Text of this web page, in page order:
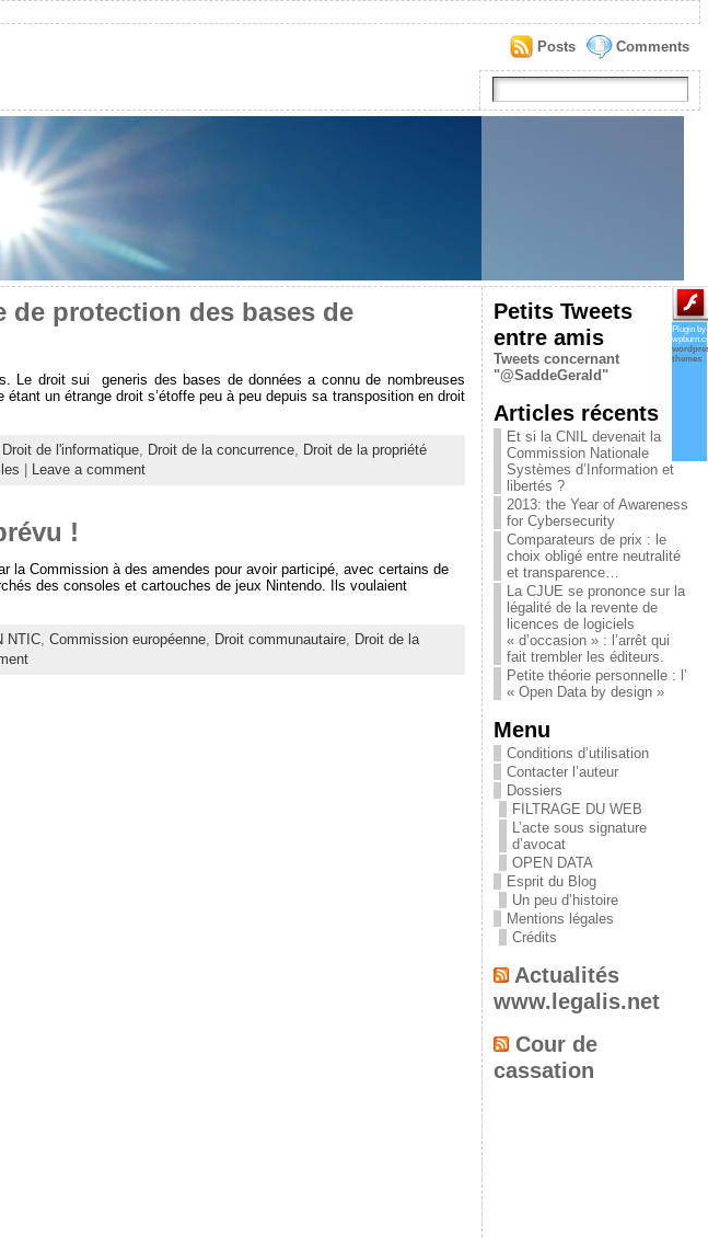
Comments
Posts
de protection des bases de
Le droit sui generis des bases de données a connu de nombreuses
un étrange droit s’étoffe peu à peu depuis sa transposition en droit
Droit de l'informatique, Droit de la concurrence, Droit de la propriété
| Leave a comment
!
la Commission à des amendes pour avoir participé, avec certains de
des consoles et cartouches de jeux Nintendo. Ils voulaient
NTIC, Commission européenne, Droit communautaire, Droit de la
Plugin by
themes
Petits Tweets
entre amis
Tweets concernant
"@SaddeGerald"
Articles récents
Et si la CNIL devenait la
Commission Nationale
Systèmes d’Information et
libertés ?
2013: the Year of Awareness
for Cybersecurity
Comparateurs de prix : le
choix obligé entre neutralité
et transparence…
La CJUE se prononce sur la
légalité de la revente de
licences de logiciels
« d’occasion » : l’arrêt qui
fait trembler les éditeurs.
Petite théorie personnelle : l’
« Open Data by design »
Menu
Conditions d’utilisation
Contacter l’auteur
Dossiers
FILTRAGE DU WEB
L’acte sous signature
d’avocat
OPEN DATA
Esprit du Blog
Un peu d’histoire
Mentions légales
Crédits
Actualités
www.legalis.net
Cour de
cassation